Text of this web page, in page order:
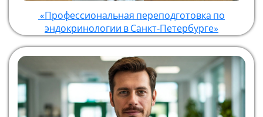
«Профессиональная переподготовка по
эндокринологии в Санкт‑Петербурге»